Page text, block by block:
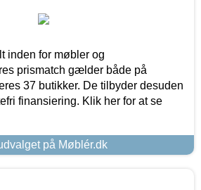
inden for møbler og
prismatch gælder både på
37 butikker. De tilbyder desuden
finansiering. Klik her for at se
på Møblér.dk